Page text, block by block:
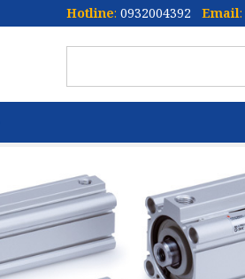
Hotline: 0932004392 Email: